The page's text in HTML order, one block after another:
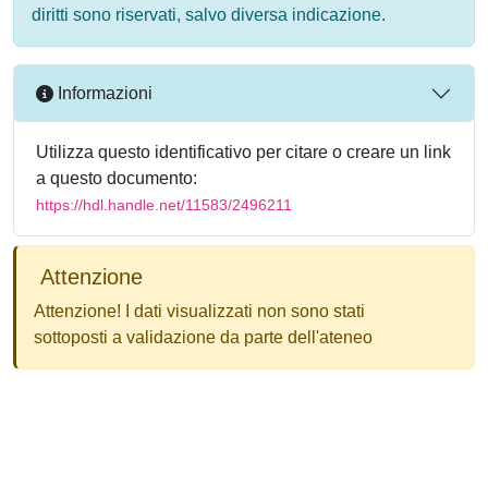
diritti sono riservati, salvo diversa indicazione.
Informazioni
Utilizza questo identificativo per citare o creare un link
a questo documento:
https://hdl.handle.net/11583/2496211
Attenzione
Attenzione! I dati visualizzati non sono stati
sottoposti a validazione da parte dell'ateneo